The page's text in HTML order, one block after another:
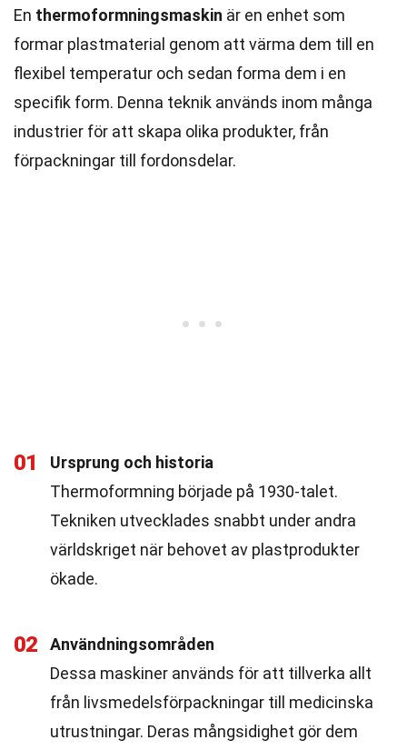
En thermoformningsmaskin är en enhet som
formar plastmaterial genom att värma dem till en
flexibel temperatur och sedan forma dem i en
specifik form. Denna teknik används inom många
industrier för att skapa olika produkter, från
förpackningar till fordonsdelar.
01
Ursprung och historia
Thermoformning började på 1930-talet.
Tekniken utvecklades snabbt under andra
världskriget när behovet av plastprodukter
ökade.
02
Användningsområden
Dessa maskiner används för att tillverka allt
från livsmedelsförpackningar till medicinska
utrustningar. Deras mångsidighet gör dem